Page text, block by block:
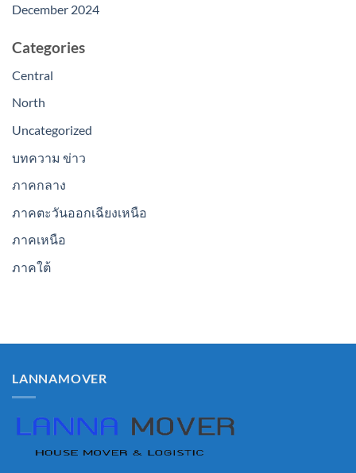
December 2024
Categories
Central
North
Uncategorized
บทความ ข่าว
ภาคกลาง
ภาคตะวันออกเฉียงเหนือ
ภาคเหนือ
ภาคใต้
LANNAMOVER